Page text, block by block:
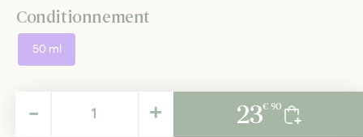
Conditionnement
50 ml
23,90 € TTC+
- 23€ 90